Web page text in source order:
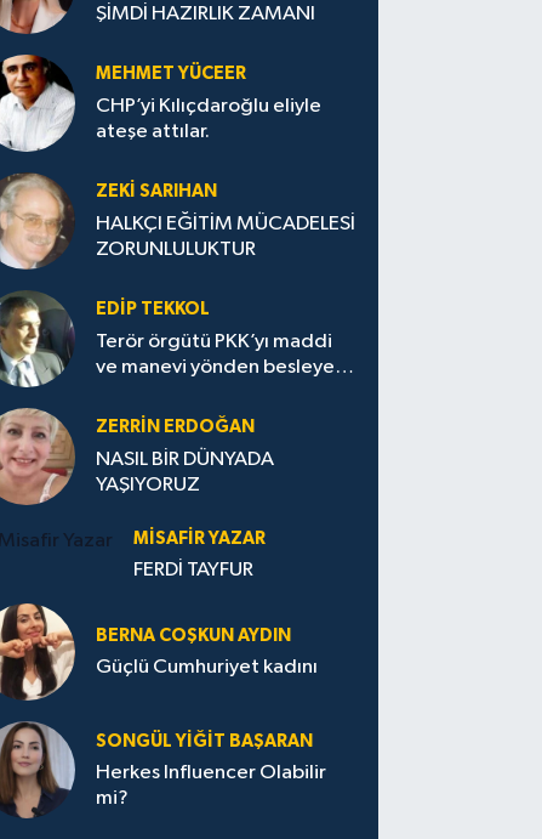
ŞİMDİ HAZIRLIK ZAMANI
MEHMET YÜCEER
CHP’yi Kılıçdaroğlu eliyle
ateşe attılar.
ZEKI SARIHAN
HALKÇI EĞİTİM MÜCADELESİ
ZORUNLULUKTUR
EDIP TEKKOL
Terör örgütü PKK’yı maddi
ve manevi yönden besleyen
ZERRIN ERDOĞAN
NASIL BİR DÜNYADA
YAŞIYORUZ
MISAFIR YAZAR
FERDİ TAYFUR
BERNA COŞKUN AYDIN
Güçlü Cumhuriyet kadını
SONGÜL YIĞIT BAŞARAN
Herkes Influencer Olabilir
mi?